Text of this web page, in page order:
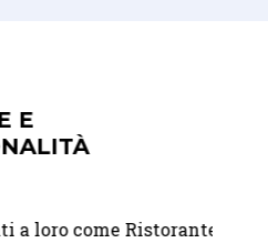
come Ristorante La